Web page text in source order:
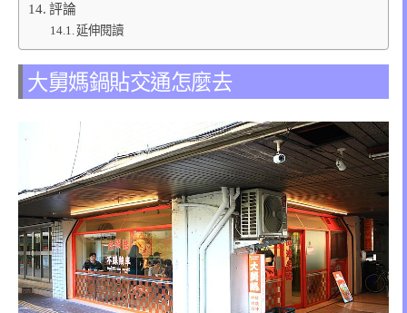
評論
延伸閱讀
大舅媽鍋貼交通怎麼去